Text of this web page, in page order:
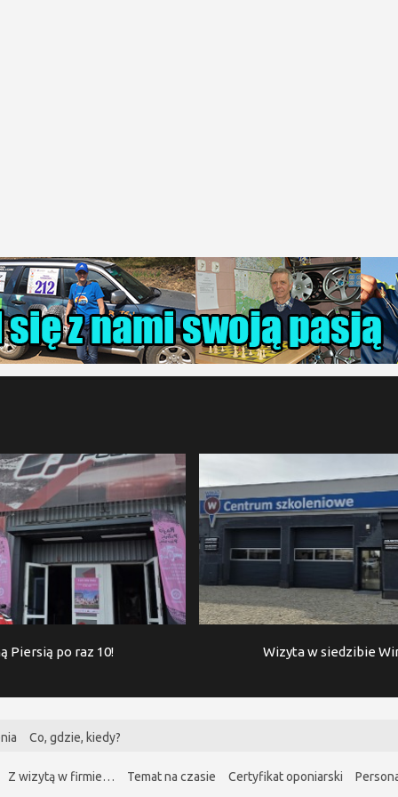
Piersią po raz 10! Wizyta w siedzibie
Co, gdzie, kiedy?
Z wizytą w firmie… Temat na czasie Certyfikat oponiarski